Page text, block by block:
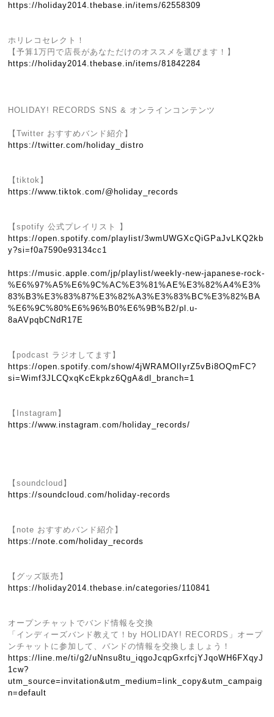
https://holiday2014.thebase.in/items/62558309
ホリレコセレクト！
【予算1万円で店長があなただけのオススメを選びます！】
https://holiday2014.thebase.in/items/81842284
HOLIDAY! RECORDS SNS & オンラインコンテンツ
【Twitter おすすめバンド紹介】
https://twitter.com/holiday_distro
【tiktok】
https://www.tiktok.com/@holiday_records
【spotify 公式プレイリスト 】
https://open.spotify.com/playlist/3wmUWGXcQiGPaJvLKQ2kb
y?si=f0a7590e93134cc1
https://music.apple.com/jp/playlist/weekly-new-japanese-rock-
%E6%97%A5%E6%9C%AC%E3%81%AE%E3%82%A4%E3%
83%B3%E3%83%87%E3%82%A3%E3%83%BC%E3%82%BA
%E6%9C%80%E6%96%B0%E6%9B%B2/pl.u-
8aAVpqbCNdR17E
【podcast ラジオしてます】
https://open.spotify.com/show/4jWRAMOlIyrZ5vBi8OQmFC?
si=Wimf3JLCQxqKcEkpkz6QgA&dl_branch=1
【Instagram】
https://www.instagram.com/holiday_records/
【soundcloud】
https://soundcloud.com/holiday-records
【note おすすめバンド紹介】
https://note.com/holiday_records
【グッズ販売】
https://holiday2014.thebase.in/categories/110841
オープンチャットでバンド情報を交換
「インディーズバンド教えて！by HOLIDAY! RECORDS」オープ
ンチャットに参加して、バンドの情報を交換しましょう！
https://line.me/ti/g2/uNnsu8tu_iqgoJcqpGxrfcjYJqoWH6FXqyJ
1cw?
utm_source=invitation&utm_medium=link_copy&utm_campaig
n=default